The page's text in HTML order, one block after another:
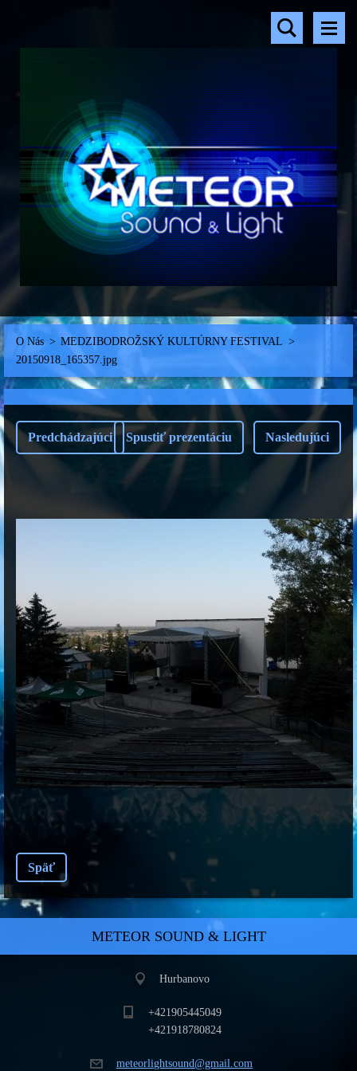
O Nás > MEDZIBODROŽSKÝ KULTÚRNY FESTIVAL >
20150918_165357.jpg
Predchádzajúci Spustiť prezentáciu Nasledujúci
Späť
METEOR SOUND & LIGHT
Hurbanovo
+421905445049
+421918780824
meteorlightsound@gmail.com